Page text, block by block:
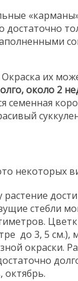
достаточно
их
около 2
семенная
некоторых
стебли
до 3, 5 см.),
окраски.
октябрь.